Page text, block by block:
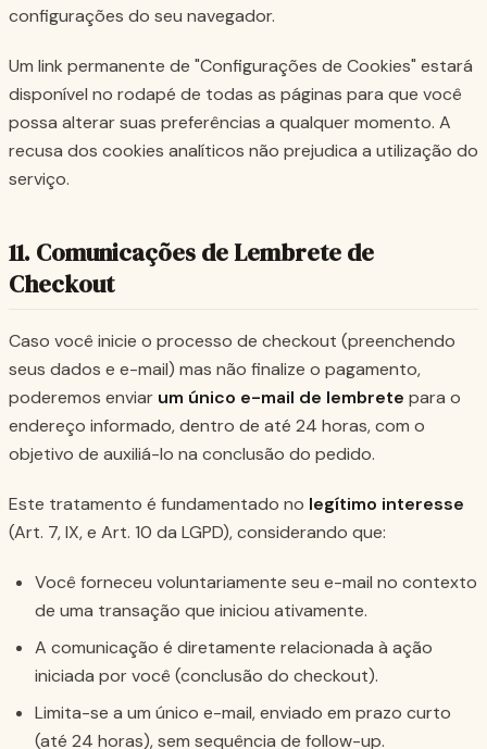
configurações do seu navegador.
Um link permanente de "Configurações de Cookies" estará
disponível no rodapé de todas as páginas para que você
possa alterar suas preferências a qualquer momento. A
recusa dos cookies analíticos não prejudica a utilização do
serviço.
11. Comunicações de Lembrete de
Checkout
Caso você inicie o processo de checkout (preenchendo
seus dados e e-mail) mas não finalize o pagamento,
poderemos enviar um único e-mail de lembrete para o
endereço informado, dentro de até 24 horas, com o
objetivo de auxiliá-lo na conclusão do pedido.
Este tratamento é fundamentado no legítimo interesse
(Art. 7, IX, e Art. 10 da LGPD), considerando que:
Você forneceu voluntariamente seu e-mail no contexto
de uma transação que iniciou ativamente.
A comunicação é diretamente relacionada à ação
iniciada por você (conclusão do checkout).
Limita-se a um único e-mail, enviado em prazo curto
(até 24 horas), sem sequência de follow-up.